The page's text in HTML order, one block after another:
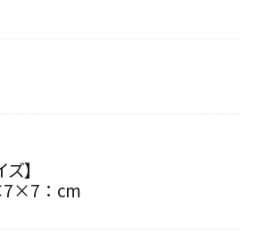
】
：cm